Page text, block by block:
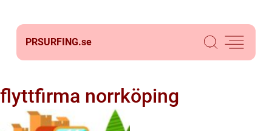
PRSURFING.se
flyttfirma norrköping